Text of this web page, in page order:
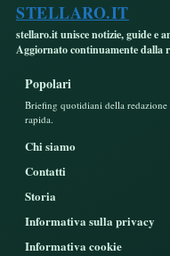
STELLARO.IT
stellaro.it unisce notizie, guide e
Aggiornato continuamente dalla
Popolari
Briefing quotidiani della redazione
rapida.
Chi siamo
Contatti
Storia
Informativa sulla privacy
Informativa cookie